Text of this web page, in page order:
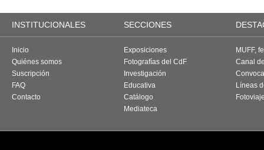
INSTITUCIONALES SECCIONES
Inicio
Quiénes somos
Suscripción
FAQ
Contacto
Exposiciones
Fotografías del CdF
Investigación
Educativa
Catálogo
Mediateca
MUFF,
Canal
Líneas